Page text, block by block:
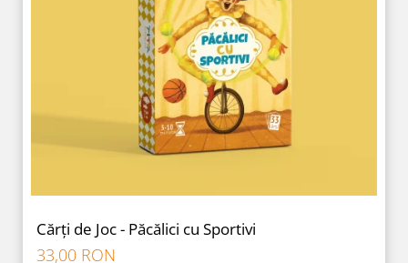
Cărți de Joc - Păcălici cu Sportivi
33,00 RON